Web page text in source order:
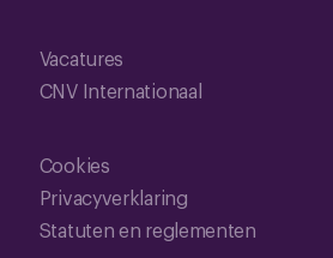
Vacatures
CNV Internationaal
Cookies
Privacyverklaring
Statuten en reglementen